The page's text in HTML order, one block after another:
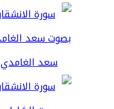
سعد الغامدي